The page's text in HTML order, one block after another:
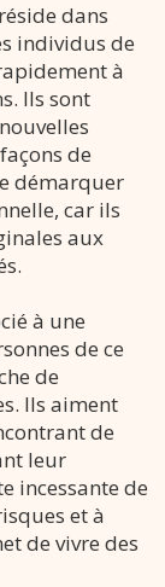
dans
individus de
à
Ils sont
de
démarquer
car ils
aux
à une
de ce
de
Ils aiment
de
leur
incessante de
et à
de vivre des